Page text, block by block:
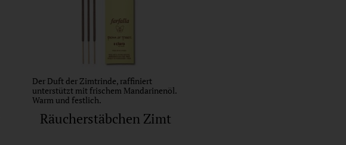
Der Duft der Zimtrinde, raffiniert
unterstützt mit frischem Mandarinenöl.
Warm und festlich.
Räucherstäbchen Zimt